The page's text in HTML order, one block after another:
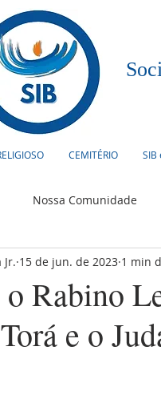
CEMITÉRIO SIB
Nossa Comunidade
Turismo Humor Judaico
Rabino
e o
15 de jun. de 2023 1 min